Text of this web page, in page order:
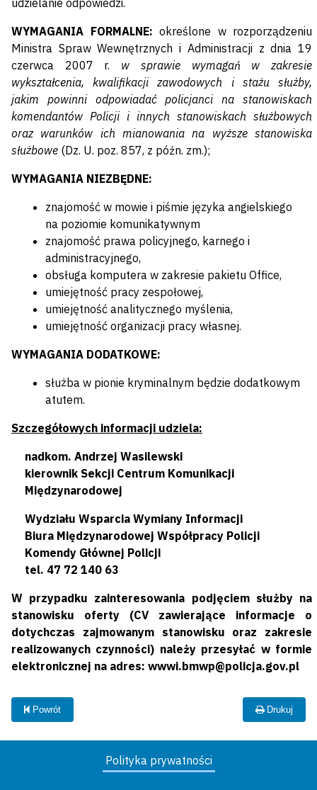
udzielanie odpowiedzi.
WYMAGANIA FORMALNE: określone w rozporządzeniu
Ministra Spraw Wewnętrznych i Administracji z dnia 19
czerwca 2007 r. w sprawie wymagań w zakresie
wykształcenia, kwalifikacji zawodowych i stażu służby,
jakim powinni odpowiadać policjanci na stanowiskach
komendantów Policji i innych stanowiskach służbowych
oraz warunków ich mianowania na wyższe stanowiska
służbowe (Dz. U. poz. 857, z późn. zm.);
WYMAGANIA NIEZBĘDNE:
znajomość w mowie i piśmie języka angielskiego
na poziomie komunikatywnym
znajomość prawa policyjnego, karnego i
administracyjnego,
obsługa komputera w zakresie pakietu Office,
umiejętność pracy zespołowej,
umiejętność analitycznego myślenia,
umiejętność organizacji pracy własnej.
WYMAGANIA DODATKOWE:
służba w pionie kryminalnym będzie dodatkowym
atutem.
Szczegółowych informacji udziela:
nadkom. Andrzej Wasilewski
kierownik Sekcji Centrum Komunikacji
Międzynarodowej
Wydziału Wsparcia Wymiany Informacji
Biura Międzynarodowej Współpracy Policji
Komendy Głównej Policji
tel. 47 72 140 63
W przypadku zainteresowania podjęciem służby na
stanowisku oferty (CV zawierające informacje o
dotychczas zajmowanym stanowisku oraz zakresie
realizowanych czynności) należy przesyłać w formie
elektronicznej na adres: wwwi.bmwp@policja.gov.pl
Powrót Drukuj
Polityka prywatności